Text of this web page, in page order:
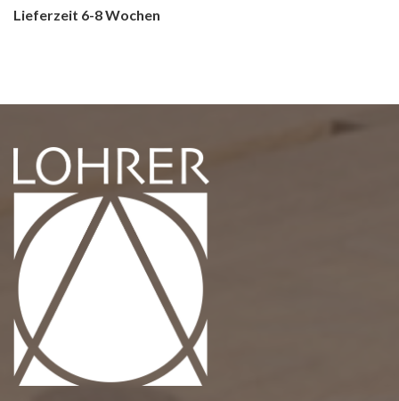
Lieferzeit 6-8 Wochen